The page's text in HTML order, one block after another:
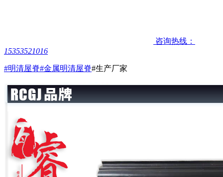
咨询热线：
15353521016
#明清屋脊#金属明清屋脊#生产厂家